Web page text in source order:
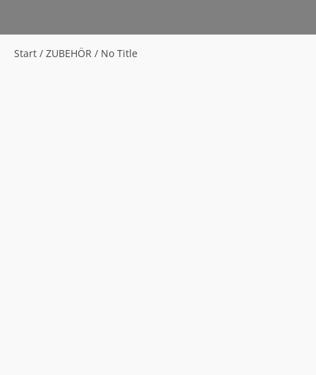
Start / ZUBEHÖR / No Title